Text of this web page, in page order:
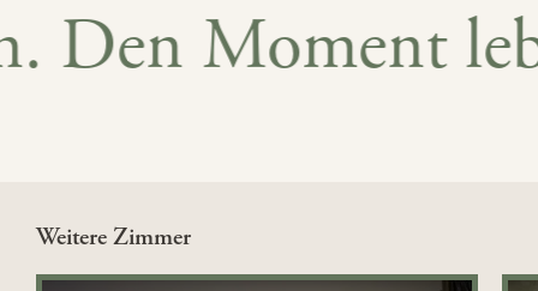
Den Moment
Weitere Zimmer